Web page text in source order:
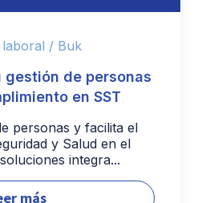
laboral / Buk
gestión de personas
en SST
personas y facilita el
y Salud en el
integra...
más